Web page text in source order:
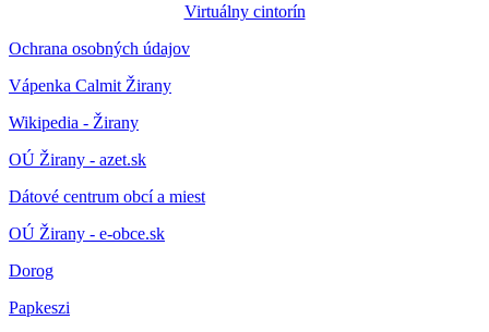
Virtuálny cintorín
Ochrana osobných údajov
Vápenka Calmit Žirany
Wikipedia - Žirany
OÚ Žirany - azet.sk
Dátové centrum obcí a miest
OÚ Žirany - e-obce.sk
Dorog
Papkeszi